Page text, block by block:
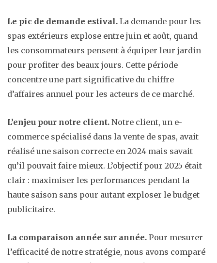
Le pic de demande estival. La demande pour les
spas extérieurs explose entre juin et août, quand
les consommateurs pensent à équiper leur jardin
pour profiter des beaux jours. Cette période
concentre une part significative du chiffre
d’affaires annuel pour les acteurs de ce marché.
L’enjeu pour notre client. Notre client, un e-
commerce spécialisé dans la vente de spas, avait
réalisé une saison correcte en 2024 mais savait
qu’il pouvait faire mieux. L’objectif pour 2025 était
clair : maximiser les performances pendant la
haute saison sans pour autant exploser le budget
publicitaire.
La comparaison année sur année. Pour mesurer
l’efficacité de notre stratégie, nous avons comparé